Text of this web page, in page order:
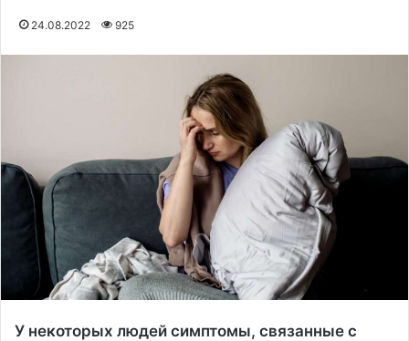
24.08.2022 925
У некоторых людей симптомы, связанные с